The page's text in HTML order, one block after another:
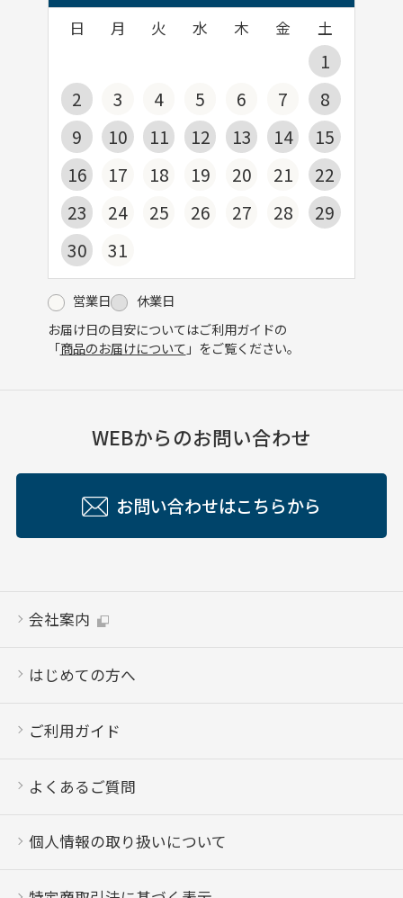
日 月 火 水 木 金 土
1
2
3 4 5 6 7
8
9
10 11 12 13 14
15
16
17 18 19 20 21
22
23
24 25 26 27 28
29
30
31
営業日
休業日
お届け日の目安についてはご利用ガイドの
「商品のお届けについて 」をご覧ください。
WEBからのお問い合わせ
お問い合わせはこちらから
会社案内
はじめての方へ
ご利用ガイド
よくあるご質問
個人情報の取り扱いについて